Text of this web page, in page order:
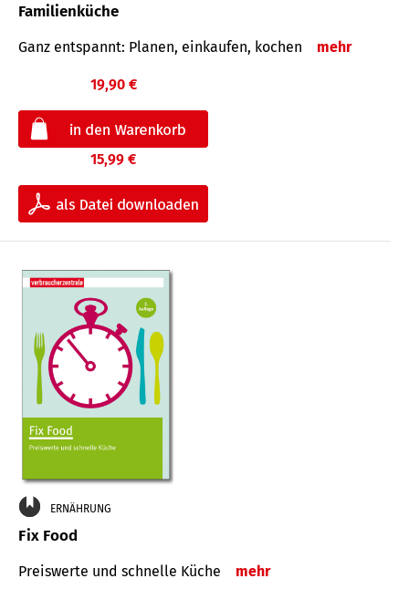
Familienküche
Ganz entspannt: Planen, einkaufen, kochen mehr
19,90 €
15,99 €
ERNÄHRUNG
Fix Food
Preiswerte und schnelle Küche mehr